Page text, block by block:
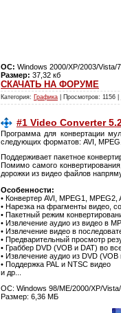
ОС: Windows 2000/XP/2003/Vista/7
Размер: 37,32 кб
СКАЧАТЬ НА ФОРУМЕ
Категория: Графика | Просмотров: 1156 |
#1 Video Converter
Программа для конвертации
следующих форматов: AVI,
Поддерживает пакетное
Помимо самого
дорожки из видео файлов
Особенности:
• Конвертер AVI, MPEG1,
• Нарезка на фрагменты видео,
• Пакетный режим
• Извлечение аудио из видео в
• Извлечение видео в
• Предварительный просмотр
• Граббер DVD (VOB и DAT) во
• Извлечение аудио из DVD
• Поддержка PAL и NTSC видео
и др...
ОС: Windows 98/ME/2000/XP/
Размер: 6,36 МБ